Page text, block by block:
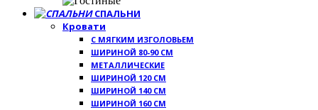
СПАЛЬНИ
Кровати
С МЯГКИМ ИЗГОЛОВЬЕМ
ШИРИНОЙ 80-90 СМ
МЕТАЛЛИЧЕСКИЕ
ШИРИНОЙ 120 СМ
ШИРИНОЙ 140 СМ
ШИРИНОЙ 160 СМ